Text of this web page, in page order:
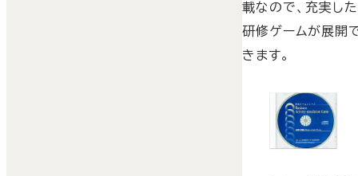
載なので、充実した
研修ゲームが展開
きます。